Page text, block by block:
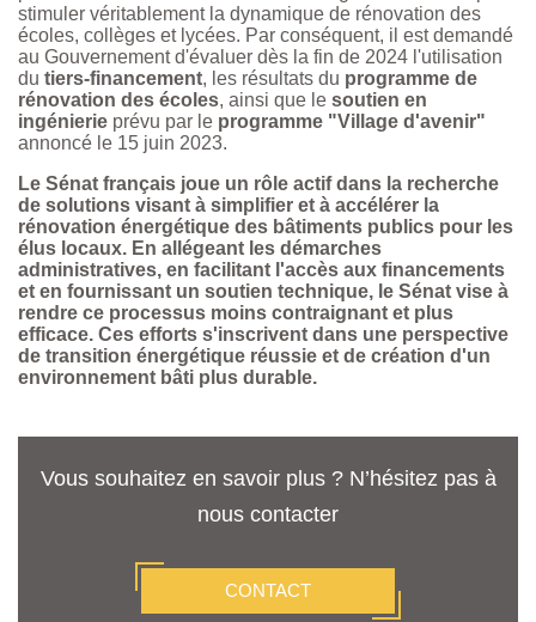
stimuler véritablement la dynamique de rénovation des
écoles, collèges et lycées. Par conséquent, il est demandé
au Gouvernement d'évaluer dès la fin de 2024 l'utilisation
du tiers-financement, les résultats du programme de
rénovation des écoles, ainsi que le soutien en
ingénierie prévu par le programme "Village d'avenir"
annoncé le 15 juin 2023.
Le Sénat français joue un rôle actif dans la recherche
de solutions visant à simplifier et à accélérer la
rénovation énergétique des bâtiments publics pour les
élus locaux. En allégeant les démarches
administratives, en facilitant l'accès aux financements
et en fournissant un soutien technique, le Sénat vise à
rendre ce processus moins contraignant et plus
efficace. Ces efforts s'inscrivent dans une perspective
de transition énergétique réussie et de création d'un
environnement bâti plus durable.
Vous souhaitez en savoir plus ? N’hésitez pas à
nous contacter
CONTACT